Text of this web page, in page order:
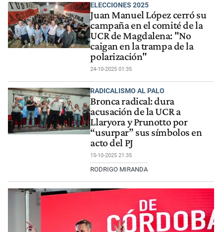
ELECCIONES 2025
Juan Manuel López cerró su
campaña en el comité de la
UCR de Magdalena: "No
caigan en la trampa de la
polarización"
24-10-2025 01:35
RADICALISMO AL PALO
Bronca radical: dura
acusación de la UCR a
Llaryora y Prunotto por
“usurpar” sus símbolos en
acto del PJ
15-10-2025 21:35
RODRIGO MIRANDA